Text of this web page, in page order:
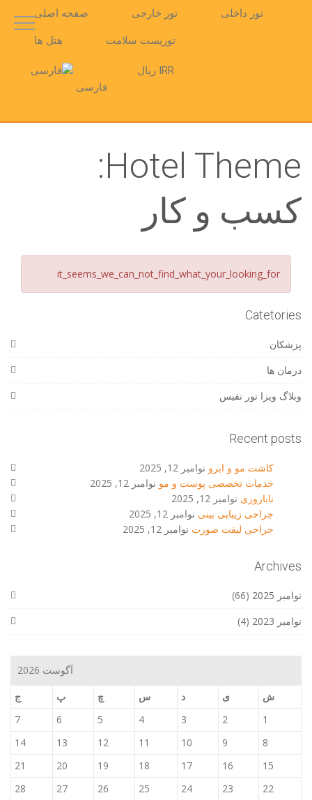
صفحه اصلی تور خارجی تور داخلی
هتل ها توریست سلامت
فارسی
IRR ریال
Hotel Theme:
کسب و کار
it_seems_we_can_not_find_what_your_looking_for
Catetories
پزشکان
درمان ها
وبلاگ ویزا تور نفیس
Recent posts
کاشت مو و ابرو نوامبر 12, 2025
خدمات تخصصی پوست و مو نوامبر 12, 2025
ناباروری نوامبر 12, 2025
جراحی زیبایی بینی نوامبر 12, 2025
جراحی لیفت صورت نوامبر 12, 2025
Archives
نوامبر 2025
(66)
نوامبر 2023
(4)
آگوست 2026
ش
ی د س چ پ
ج
1
2
3
4
5
6
7
8
9
10
11
12
13
14
15
16
17
18
19
20
21
22
23
24
25
26
27
28